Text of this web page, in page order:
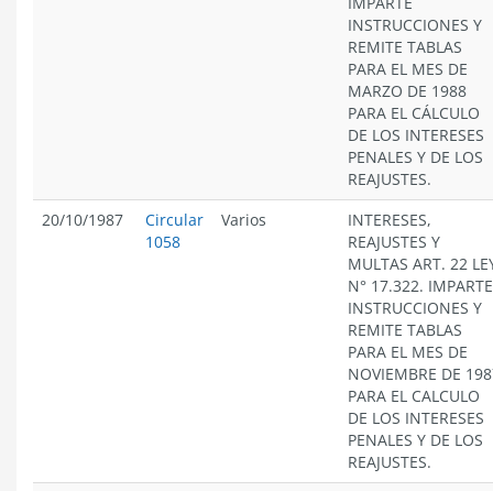
INSTRUCCIONES Y
REMITE TABLAS
PARA EL MES DE
MARZO DE 1988
PARA EL CÁLCULO
DE LOS INTERESES
PENALES Y DE LOS
REAJUSTES.
20/10/1987
Circular
1058
Varios
INTERESES,
REAJUSTES Y
MULTAS ART. 22
N° 17.322. IMPARTE
INSTRUCCIONES Y
REMITE TABLAS
PARA EL MES DE
NOVIEMBRE DE
PARA EL CALCULO
DE LOS INTERESES
PENALES Y DE LOS
REAJUSTES.